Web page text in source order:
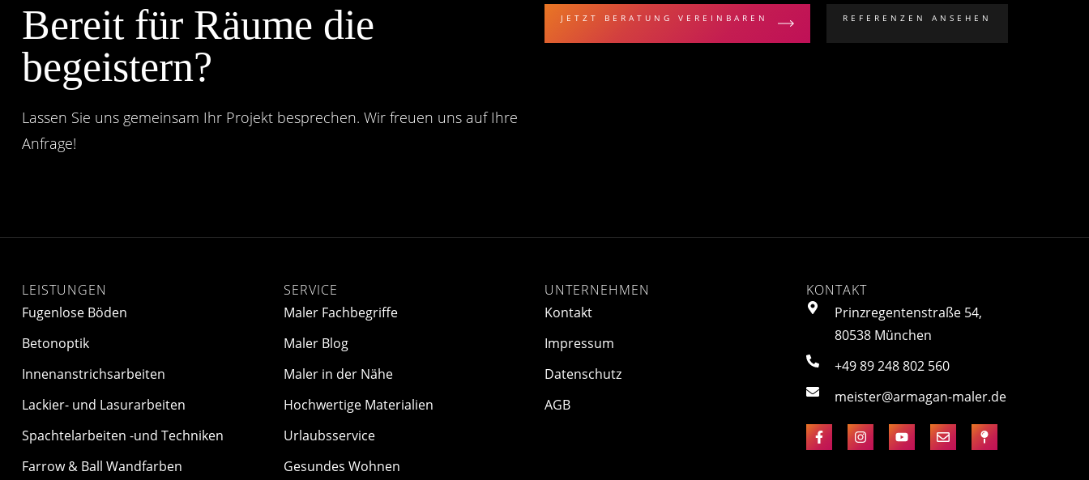
Bereit für Räume die
begeistern?
Lassen Sie uns gemeinsam Ihr Projekt besprechen. Wir freuen uns auf Ihre
Anfrage!
JETZT BERATUNG VEREINBAREN REFERENZEN ANSEHEN
LEISTUNGEN
Fugenlose Böden
Betonoptik
Innenanstrichsarbeiten
Lackier- und Lasurarbeiten
Spachtelarbeiten -und Techniken
Farrow & Ball Wandfarben
SERVICE
Maler Fachbegriffe
Maler Blog
Maler in der Nähe
Hochwertige Materialien
Urlaubsservice
Gesundes Wohnen
UNTERNEHMEN
Kontakt
Impressum
Datenschutz
AGB
KONTAKT
Prinzregentenstraße 54,
80538 München
+49 89 248 802 560
meister@armagan-maler.de